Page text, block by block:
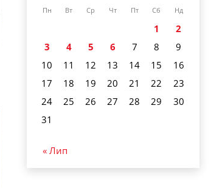
Пн Вт Ср Чт Пт Сб Нд
1
2
3
4 5 6 7 8
9
10
11 12 13 14 15
16
17
18 19 20 21 22
23
24
25 26 27 28 29
30
31
« Лип